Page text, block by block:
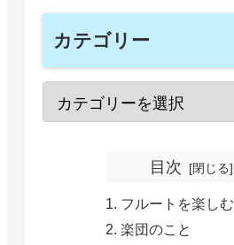
カテゴリー
目次
フルートを楽しむ
楽団のこと